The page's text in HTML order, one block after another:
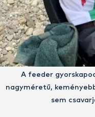
A feeder
nagyméretű,
sem